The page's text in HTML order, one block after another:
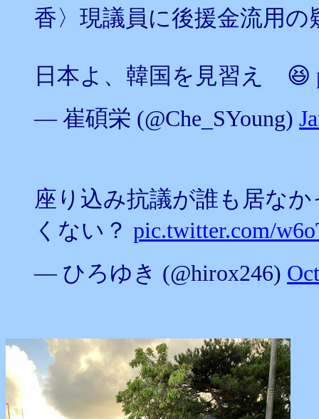
香〉現議員に後援金流用
日本よ、韓国を見習え 😆
— 崔碩栄 (@Che_SYoung)
座り込み抗議が誰も居な
くない？ pic.twitter.com/
— ひろゆき (@hirox246)